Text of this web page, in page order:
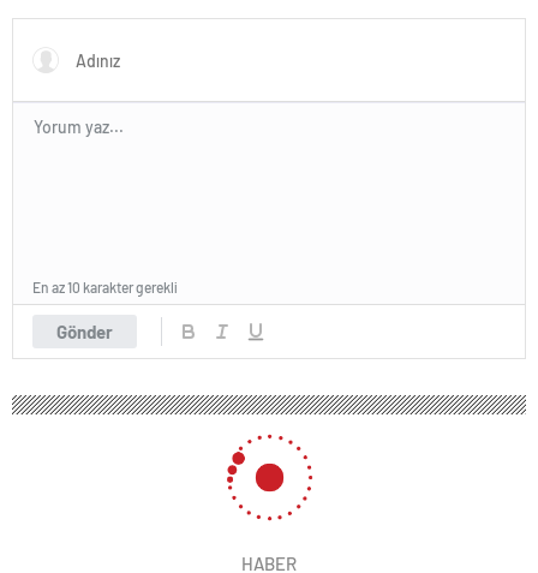
Gönder
En az 10 karakter gerekli
HABER